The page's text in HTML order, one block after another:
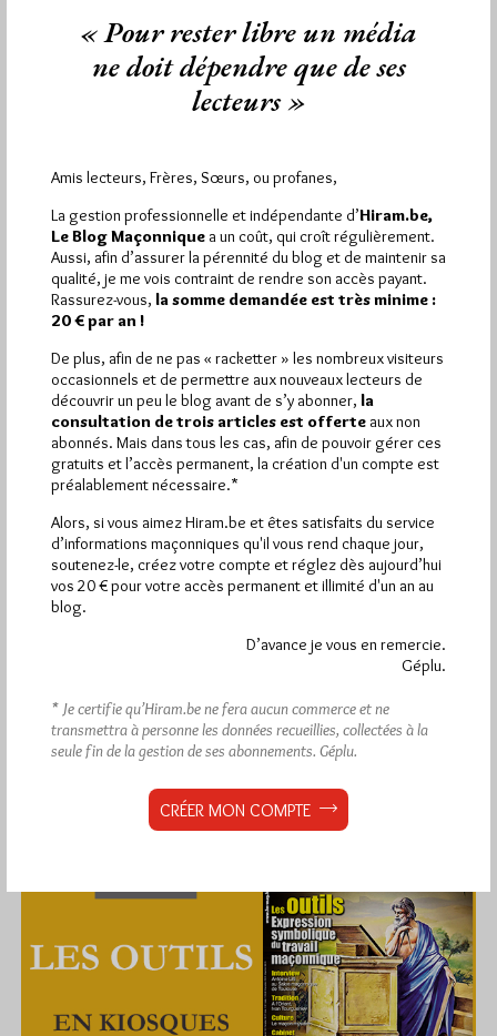
Edition
visiteset 3 133 pages ont été lues (Source :
Pirsch.io)
Plus d’informations
« Pour rester libre un média
ne doit dépendre que de ses
lecteurs »
Amis lecteurs, Frères, Sœurs, ou profanes,
La gestion professionnelle et indépendante d’Hiram.be,
Le Blog Maçonnique a un coût, qui croît régulièrement.
Aussi, afin d’assurer la pérennité du blog et de maintenir sa
qualité, je me vois contraint de rendre son accès payant.
Rassurez-vous, la somme demandée est très minime :
20 € par an !
De plus, afin de ne pas « racketter » les nombreux visiteurs
occasionnels et de permettre aux nouveaux lecteurs de
découvrir un peu le blog avant de s’y abonner, la
consultation de trois articles est offerte aux non
abonnés. Mais dans tous les cas, afin de pouvoir gérer ces
gratuits et l’accès permanent, la création d'un compte est
préalablement nécessaire.*
Alors, si vous aimez Hiram.be et êtes satisfaits du service
d’informations maçonniques qu'il vous rend chaque jour,
soutenez-le, créez votre compte et réglez dès aujourd’hui
vos 20 € pour votre accès permanent et illimité d'un an au
blog.
D’avance je vous en remercie.
Géplu.
* Je certifie qu’Hiram.be ne fera aucun commerce et ne
transmettra à personne les données recueillies, collectées à la
seule fin de la gestion de ses abonnements. Géplu.
CRÉER MON COMPTE